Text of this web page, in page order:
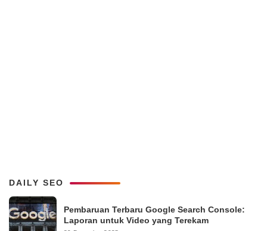
DAILY SEO
Pembaruan Terbaru Google Search Console:
Laporan untuk Video yang Terekam